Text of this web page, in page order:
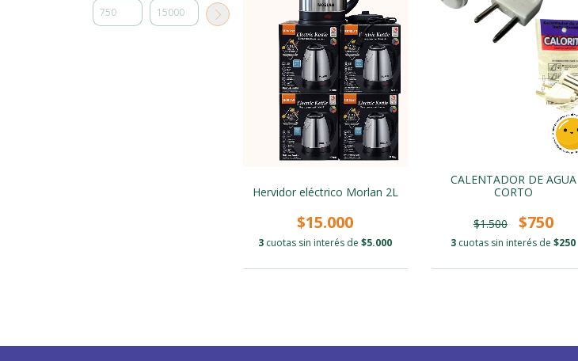
Hervidor eléctrico Morlan 2L
$15.000
3 cuotas sin interés de$5.000
CALENTADOR DE AGUA
CORTO
$1.500 $750
3 cuotas sin interés de$250